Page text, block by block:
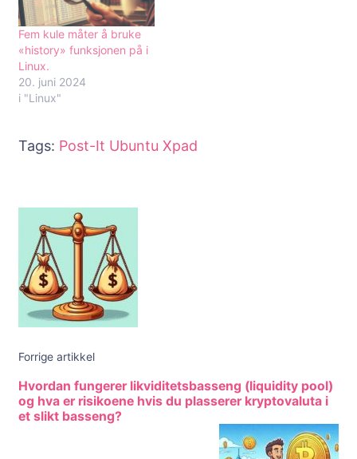
Fem kule måter å bruke
«history» funksjonen på i
Linux.
20. juni 2024
i "Linux"
Tags: Post-It Ubuntu Xpad
Innleggsnavigering
Forrige artikkel
Hvordan fungerer likviditetsbasseng (liquidity pool)
og hva er risikoene hvis du plasserer kryptovaluta i
et slikt basseng?